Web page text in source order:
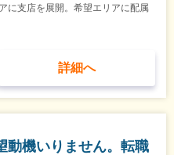
に支店を展開。希望エリアに配属
詳細へ
動機いりません。転職